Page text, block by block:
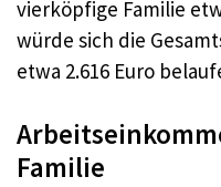
vierköpfige Familie
würde sich die
etwa 2.616 Euro
Familie